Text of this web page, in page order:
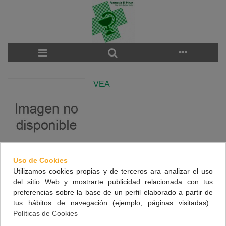
VEA
There are no products on the category.
NUESTRA FARMACIA
Uso de Cookies
Utilizamos cookies propias y de terceros ara analizar el uso
del sitio Web y mostrarte publicidad relacionada con tus
preferencias sobre la base de un perfil elaborado a partir de
tus hábitos de navegación (ejemplo, páginas visitadas).
Políticas de Cookies